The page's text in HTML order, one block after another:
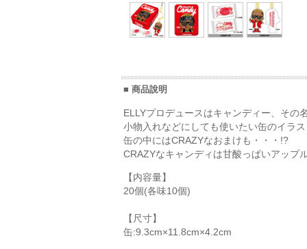
■ 商品說明
ELLYプロデュースはキャンディー、その
小物入れなどにしても使いたい缶のイラ
缶の中にはCRAZYなおまけも・・・!?
CRAZYなキャンディは甘酸っぱいアップ
【内容量】
20個(各味10個)
【尺寸】
缶:9.3cm×11.8cm×4.2cm